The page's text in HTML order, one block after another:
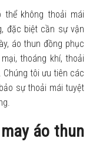
không thoải mái
đặc biệt cần sự vận
áo thun đồng phục
thoáng khí, thoải
tôi ưu tiên các
sự thoải mái tuyệt
áo thun